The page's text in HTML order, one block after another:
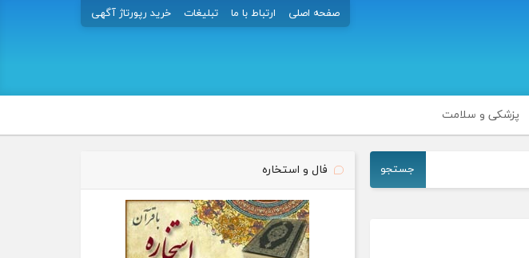
صفحه اصلی ارتباط با ما تبلیغات خرید رپورتاژ آگهی
پزشکی و سلامت
جستجو فال و استخاره